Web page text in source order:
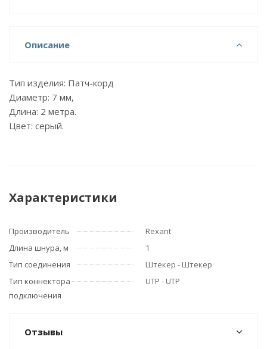
Описание
Тип изделия: Патч-корд
Диаметр: 7 мм,
Длина: 2 метра.
Цвет: серый.
Характеристики
Производитель
Rexant
Длина шнура, м
1
Тип соединения
Штекер - Штекер
Тип коннектора
подключения
UTP - UTP
Отзывы